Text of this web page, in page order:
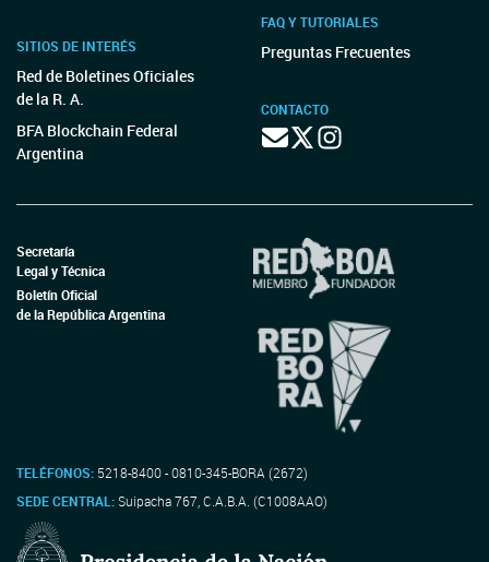
SITIOS DE INTERÉS
Red de Boletines Oficiales
de la R. A.
BFA Blockchain Federal
Argentina
FAQ Y TUTORIALES
Preguntas Frecuentes
CONTACTO
Secretaría
Legal y Técnica
Boletín Oficial
de la República Argentina
TELÉFONOS: 5218-8400 - 0810-345-BORA (2672)
SEDE CENTRAL:Suipacha 767, C.A.B.A. (C1008AAO)